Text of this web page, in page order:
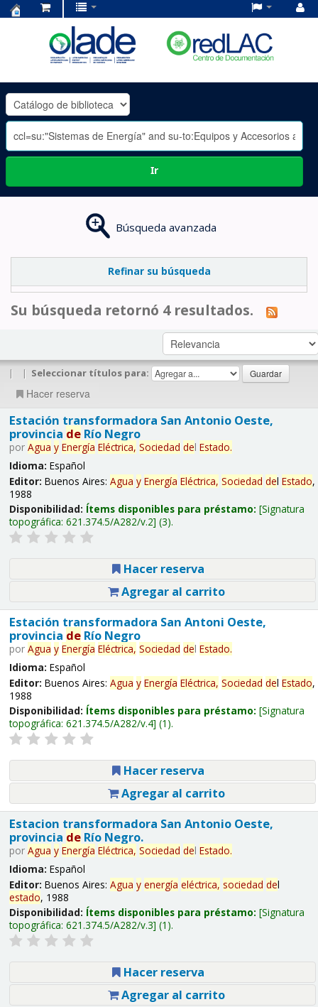
OLADE
-
Ir
Búsqueda avanzada
Refinar su búsqueda
Su búsqueda retornó 4 resultados.
| | Seleccionar títulos para:
Hacer reserva
Estación transformadora San Antonio Oeste,
provincia deRío Negro
por Agua y Energía Eléctrica, Sociedad del Estado.
Idioma: Español
Editor: Buenos Aires: Agua y Energía Eléctrica, Sociedad del Estado,
1988
Disponibilidad: Ítems disponibles para préstamo: Signatura
topográfica: 621.374.5/A282/v.2 (3).
Hacer reserva
Agregar al carrito
Estación transformadora San Antoni Oeste,
provincia deRío Negro
por Agua y Energía Eléctrica, Sociedad del Estado.
Idioma: Español
Editor: Buenos Aires: Agua y Energía Eléctrica, Sociedad del Estado,
1988
Disponibilidad: Ítems disponibles para préstamo: Signatura
topográfica: 621.374.5/A282/v.4 (1).
Hacer reserva
Agregar al carrito
Estacion transformadora San Antonio Oeste,
provincia deRío Negro.
por Agua y Energía Eléctrica, Sociedad del Estado.
Idioma: Español
Editor: Buenos Aires: Agua y energía eléctrica, sociedad del
estado, 1988
Disponibilidad: Ítems disponibles para préstamo: Signatura
topográfica: 621.374.5/A282/v.3 (1).
Hacer reserva
Agregar al carrito